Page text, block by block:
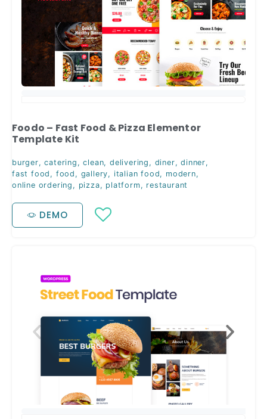
Foodo – Fast Food & Pizza Elementor
Template Kit
burger,catering ,clean,delivering , diner,dinner,
fast food , food , gallery, italian food, modern,
online ordering , pizza, platform, restaurant
DEMO